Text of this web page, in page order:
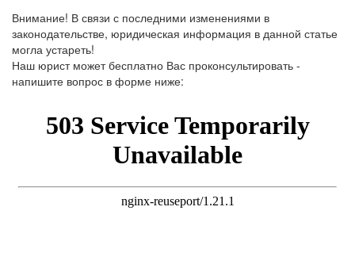
Внимание! В связи с последними изменениями в
законодательстве, юридическая информация в данной статье
могла устареть!
Наш юрист может бесплатно Вас проконсультировать -
напишите вопрос в форме ниже: